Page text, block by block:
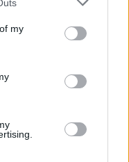
my
φαίνεται ότι θα
στοιχεία της 6
σύμφωνα με
γεγονός
ευαισθησία». Η